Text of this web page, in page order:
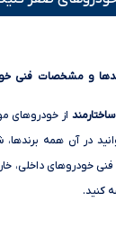
و مشخصات فنی
از خودروهای
در آن همه
خودروهای داخلی،
کنید.